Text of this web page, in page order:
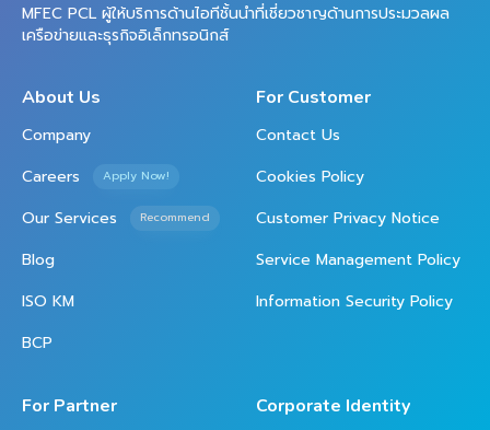
MFEC PCL ผู้ให้บริการด้านไอทีชั้นนำที่เชี่ยวชาญด้านการประมวลผล
เครือข่ายและธุรกิจอิเล็กทรอนิกส์
About Us
Company
Careers
Apply Now!
Our Services Recommend
Blog
ISO KM
BCP
For Customer
Contact Us
Cookies Policy
Customer Privacy Notice
Service Management Policy
Information Security Policy
For Partner Corporate Identity